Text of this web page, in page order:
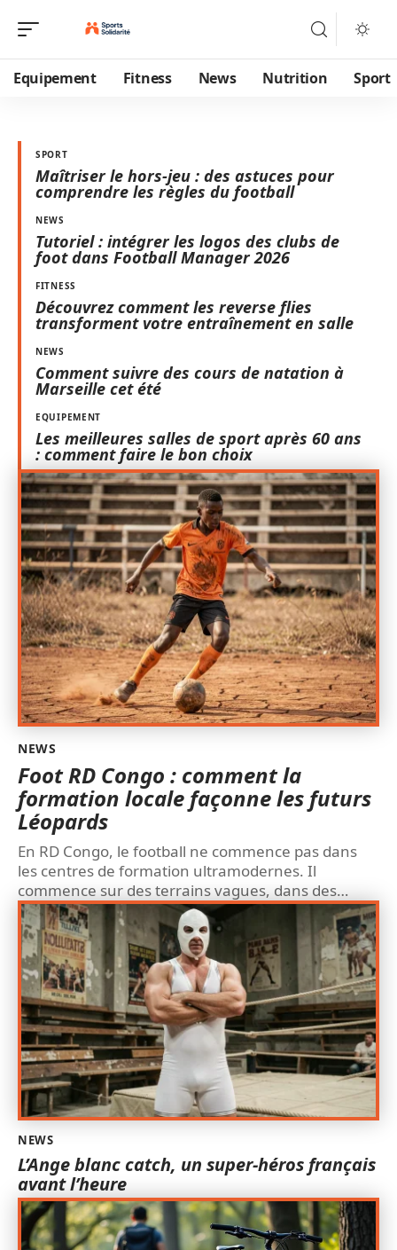
Equipement Fitness News Nutrition Sport
SPORT
Maîtriser le hors-jeu : des astuces pour
comprendre les règles du football
NEWS
Tutoriel : intégrer les logos des clubs de
foot dans Football Manager 2026
FITNESS
Découvrez comment les reverse flies
transforment votre entraînement en salle
NEWS
Comment suivre des cours de natation à
Marseille cet été
EQUIPEMENT
Les meilleures salles de sport après 60 ans
: comment faire le bon choix
NEWS
Foot RD Congo : comment la
formation locale façonne les futurs
Léopards
En RD Congo, le football ne commence pas dans
les centres de formation ultramodernes. Il
commence sur des terrains vagues, dans des…
NEWS
L’Ange blanc catch, un super-héros français
avant l’heure